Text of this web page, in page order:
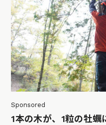
Sponsored
1本の木が、1粒の牡蠣